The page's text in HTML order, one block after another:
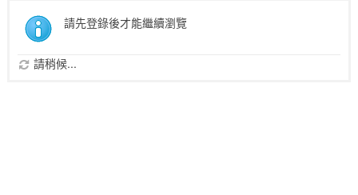
請先登錄後才能繼續瀏覽
請稍候...